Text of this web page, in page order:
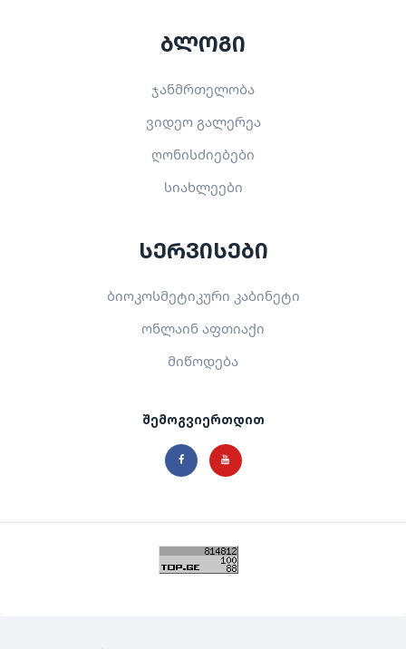
ბლოგი
ჯანმრთელობა
ვიდეო გალერეა
ღონისძიებები
სიახლეები
სერვისები
ბიოკოსმეტიკური კაბინეტი
ონლაინ აფთიაქი
მიწოდება
შემოგვიერთდით